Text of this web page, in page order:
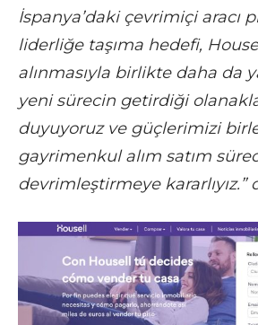
İspanya’daki çevrimiçi aracı
liderliğe taşıma hedefi,
alınmasıyla birlikte daha da
yeni sürecin getirdiği
duyuyoruz ve güçlerimizi
gayrimenkul alım satım
devrimleştirmeye kararlıyız.”